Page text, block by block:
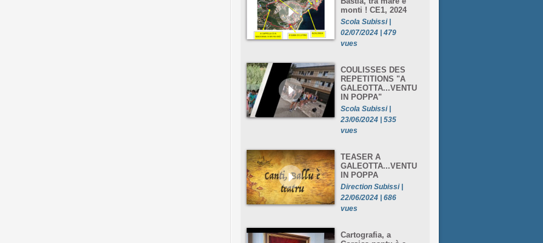
monti ! CE1, 2024
Scola Subissi |
02/07/2024 | 479
vues
COULISSES DES
REPETITIONS "A
GALEOTTA...VENTU
IN POPPA"
Scola Subissi |
23/06/2024 | 535
vues
TEASER A
GALEOTTA...VENTU
IN POPPA
Direction Subissi |
22/06/2024 | 686
vues
Cartografia, a